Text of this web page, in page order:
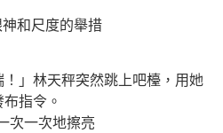
和尺度的舉措
！」林天秤突然跳上吧檯，用她
指令。
次一次地擦亮